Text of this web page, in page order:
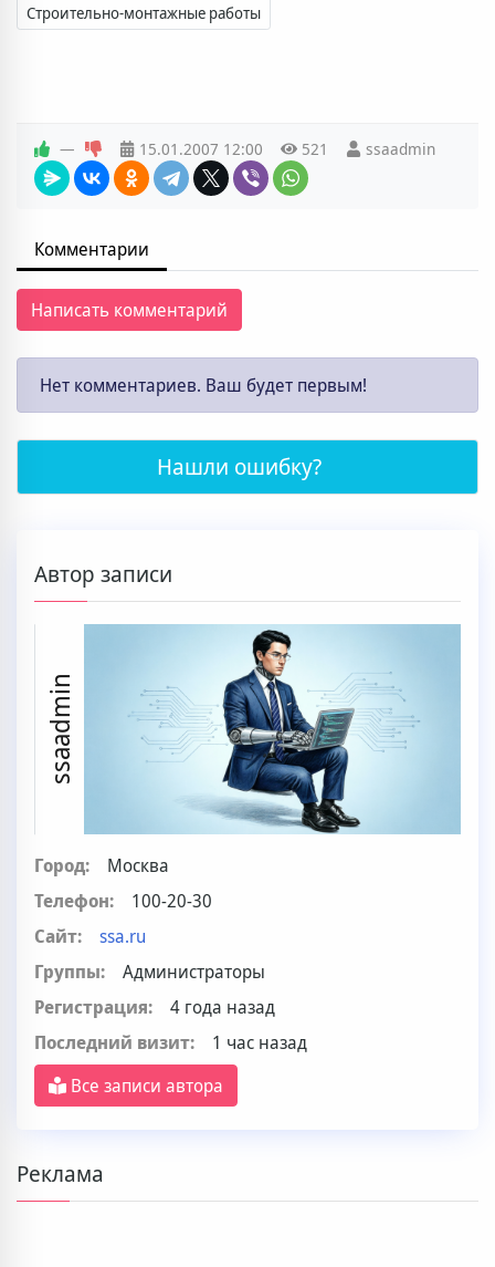
Строительно-монтажные работы
— 15.01.2007 12:00 521 ssaadmin
Комментарии
Написать комментарий
Нет комментариев. Ваш будет первым!
Нашли ошибку?
Автор записи
ssaadmin
Город:
Москва
Телефон:
100-20-30
Сайт:
ssa.ru
Группы:
Администраторы
Регистрация:
4 года назад
Последний визит:
1 час назад
Все записи автора
Реклама